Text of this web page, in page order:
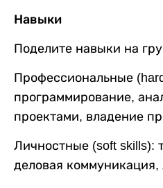
Навыки
Поделите навыки на
Профессиональные
программирование,
проектами, владение
Личностные (soft skills):
деловая коммуникация,